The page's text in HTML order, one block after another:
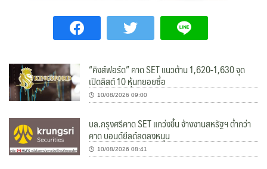
“คิงส์ฟอร์ด” คาด SET แนวต้าน 1,620-1,630 จุด
เปิดลิสต์ 10 หุ้นทยอยซื้อ
10/08/2026 09:00
บล.กรุงศรีคาด SET แกว่งขึ้น จ้างงานสหรัฐฯ ต่ำกว่า
คาด บอนด์ยีลด์ลดลงหนุน
10/08/2026 08:41